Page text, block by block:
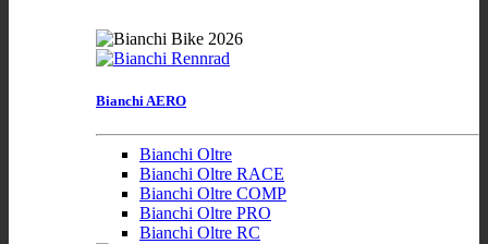
Bianchi AERO
Bianchi Oltre
Bianchi Oltre RACE
Bianchi Oltre COMP
Bianchi Oltre PRO
Bianchi Oltre RC